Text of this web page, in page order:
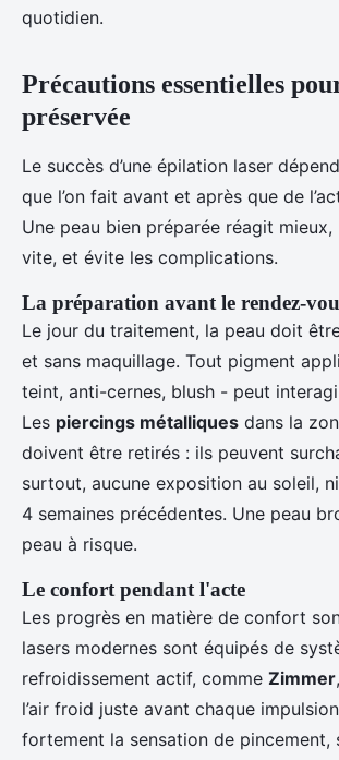
quotidien.
Précautions essentielles
préservée
Le succès d’une épilation laser
que l’on fait avant et après que de
Une peau bien préparée réagit
vite, et évite les complications.
La préparation avant le rendez-
Le jour du traitement, la peau doit
et sans maquillage. Tout pigment
teint, anti-cernes, blush - peut
Les piercings métalliques dans la
doivent être retirés : ils peuvent
surtout, aucune exposition au soleil,
4 semaines précédentes. Une peau
peau à risque.
Le confort pendant l'acte
Les progrès en matière de confort
lasers modernes sont équipés de
refroidissement actif, comme Zimmer
l’air froid juste avant chaque
fortement la sensation de pincement,